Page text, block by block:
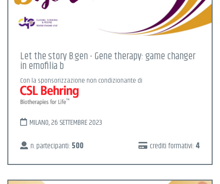
Let the story B.gen - Gene therapy: game changer
in emofilia b
Con la sponsorizzazione non condizionante di
MILANO, 26 SETTEMBRE 2023
n. partecipanti: 500 crediti formativi: 4